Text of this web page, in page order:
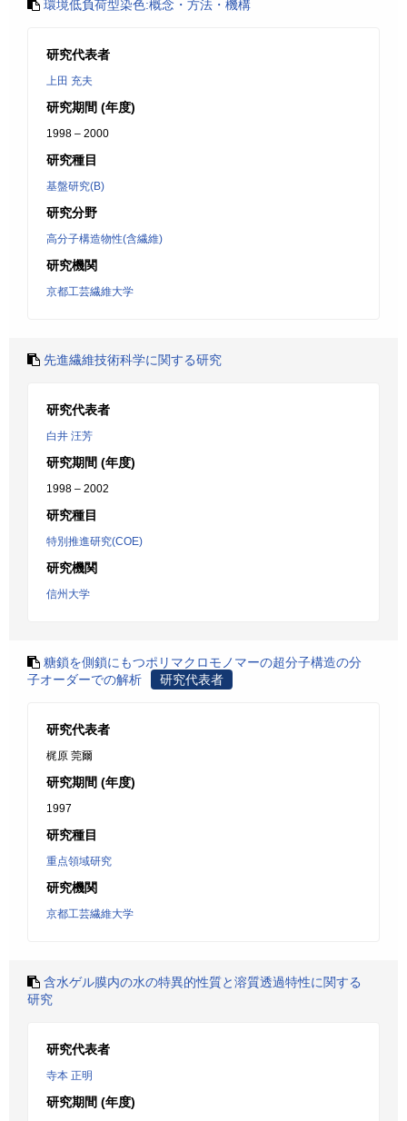
環境低負荷型染色:概念・方法・機構
研究代表者
上田 充夫
研究期間 (年度)
1998 – 2000
研究種目
基盤研究(B)
研究分野
高分子構造物性(含繊維)
研究機関
京都工芸繊維大学
先進繊維技術科学に関する研究
研究代表者
白井 汪芳
研究期間 (年度)
1998 – 2002
研究種目
特別推進研究(COE)
研究機関
信州大学
糖鎖を側鎖にもつポリマクロモノマーの超分子構造の分
子オーダーでの解析
研究代表者
研究代表者
梶原 莞爾
研究期間 (年度)
1997
研究種目
重点領域研究
研究機関
京都工芸繊維大学
含水ゲル膜内の水の特異的性質と溶質透過特性に関する
研究
研究代表者
寺本 正明
研究期間 (年度)